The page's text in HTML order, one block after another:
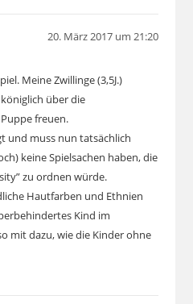
20. März 2017 um 21:20
Meine Zwillinge (3,5J.)
über die
freuen.
und muss nun tatsächlich
keine Spielsachen haben, die
zu ordnen würde.
Hautfarben und Ethnien
Kind im
mit dazu, wie die Kinder ohne